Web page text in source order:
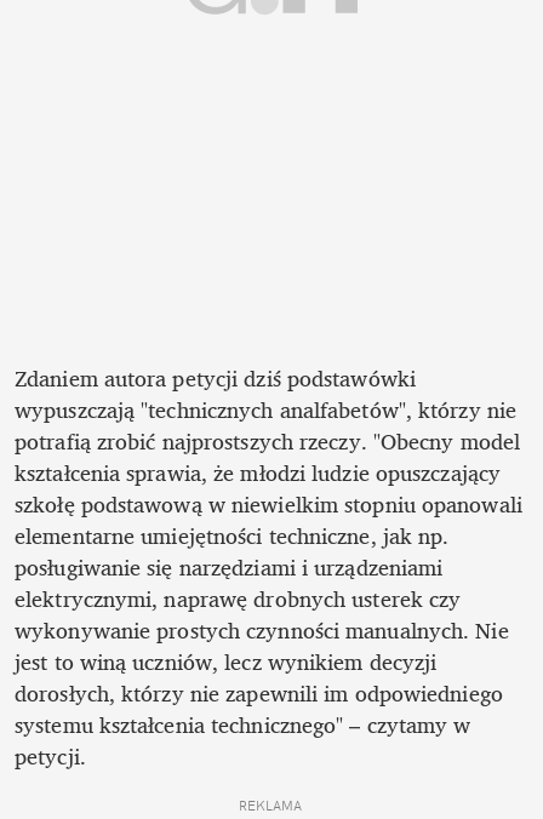
Zdaniem autora petycji dziś podstawówki
wypuszczają "technicznych analfabetów", którzy nie
potrafią zrobić najprostszych rzeczy. "Obecny model
kształcenia sprawia, że młodzi ludzie opuszczający
szkołę podstawową w niewielkim stopniu opanowali
elementarne umiejętności techniczne, jak np.
posługiwanie się narzędziami i urządzeniami
elektrycznymi, naprawę drobnych usterek czy
wykonywanie prostych czynności manualnych. Nie
jest to winą uczniów, lecz wynikiem decyzji
dorosłych, którzy nie zapewnili im odpowiedniego
systemu kształcenia technicznego" – czytamy w
petycji.
REKLAMA